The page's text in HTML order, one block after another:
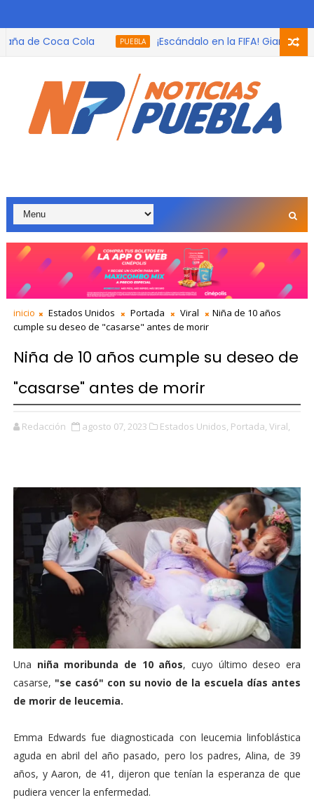
de Coca Cola PUEBLA
¡Escándalo en la FIFA! Gianni
inicio Estados Unidos Portada Viral
Niña de 10 años
cumple su deseo de "casarse" antes de morir
Niña de 10 años cumple su deseo de
"casarse" antes de morir
Redacción agosto 07, 2023 Estados Unidos, Portada, Viral,
Una niña moribunda de 10 años, cuyo último deseo era
casarse, "se casó" con su novio de la escuela días antes
de morir de leucemia.
Emma Edwards fue diagnosticada con leucemia linfoblástica
aguda en abril del año pasado, pero los padres, Alina, de 39
años, y Aaron, de 41, dijeron que tenían la esperanza de que
pudiera vencer la enfermedad.